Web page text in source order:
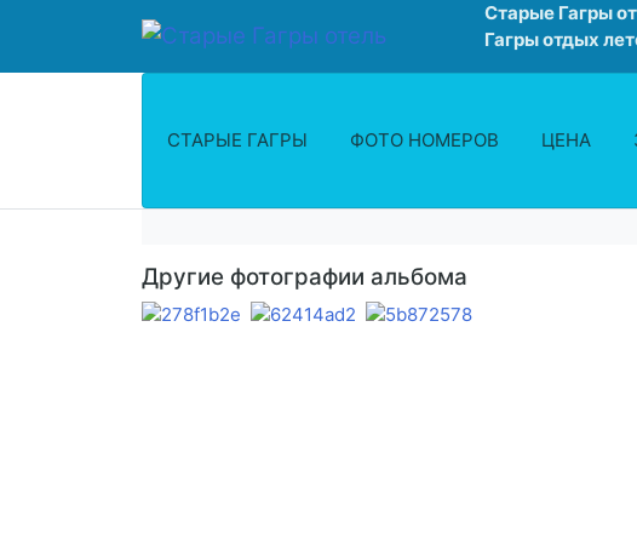
Старые Гагры
Гагры отдых
СТАРЫЕ ГАГРЫ ФОТО НОМЕРОВ ЦЕНА
Другие фотографии альбома